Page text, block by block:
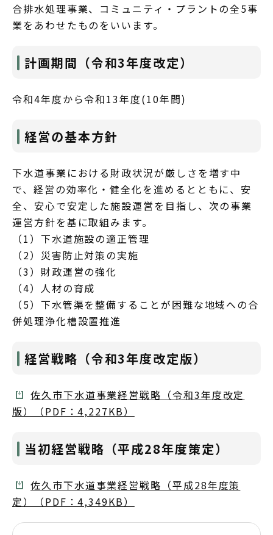
合排水処理事業、コミュニティ・プラントの全5事
業をあわせたものをいいます。
計画期間（令和3年度改定）
令和4年度から令和13年度(10年間)
経営の基本方針
下水道事業における財政状況が厳しさを増す中
で、経営の効率化・健全化を進めるとともに、安
全、安心で安定した施設運営を目指し、次の事業
運営方針を基に取組みます。
（1）下水道施設の適正管理
（2）災害防止対策の実施
（3）財政運営の強化
（4）人材の育成
（5）下水管渠を整備することが困難な地域への合
併処理浄化槽設置推進
経営戦略（令和3年度改定版）
佐久市下水道事業経営戦略（令和3年度改定
版）（PDF：4,227KB）
当初経営戦略（平成28年度策定）
佐久市下水道事業経営戦略（平成28年度策
定）（PDF：4,349KB）